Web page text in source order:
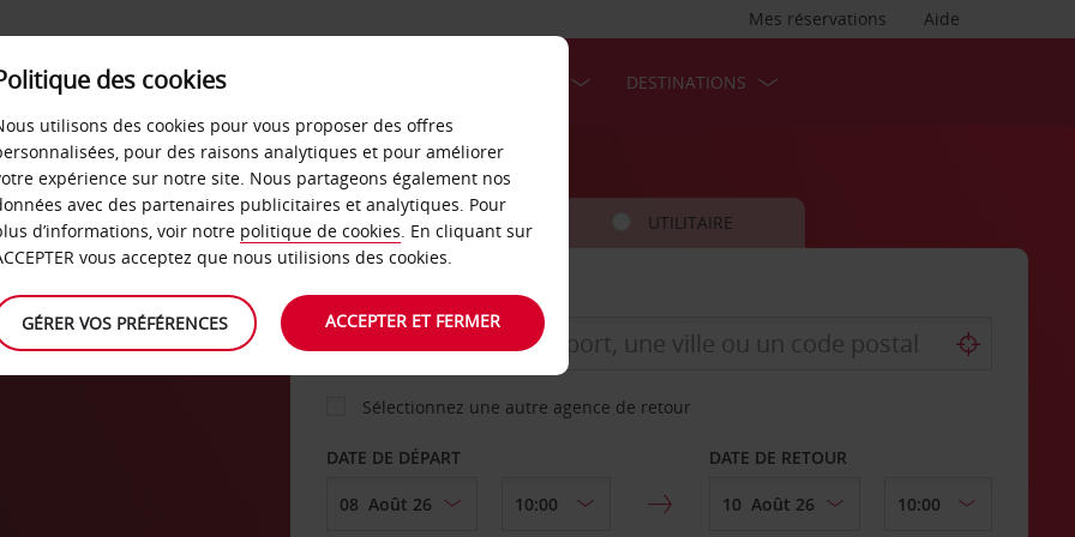
Aide
Mes réservations
LIBRE-SERVICE DESTINATIONS
VOITURE UTILITAIRE
AGENCE DE DÉPART
Sélectionnez une autre agence de retour
DATE DE DÉPART DATE DE RETOUR
des cookies
utilisons des cookies pour vous proposer des offres
pour des raisons analytiques et pour améliorer
expérience sur notre site. Nous partageons également nos
avec des partenaires publicitaires et analytiques. Pour
d’informations, voir notre politique de cookies. En cliquant sur
vous acceptez que nous utilisions des cookies.
GÉRER VOS PRÉFÉRENCES ACCEPTER ET FERMER